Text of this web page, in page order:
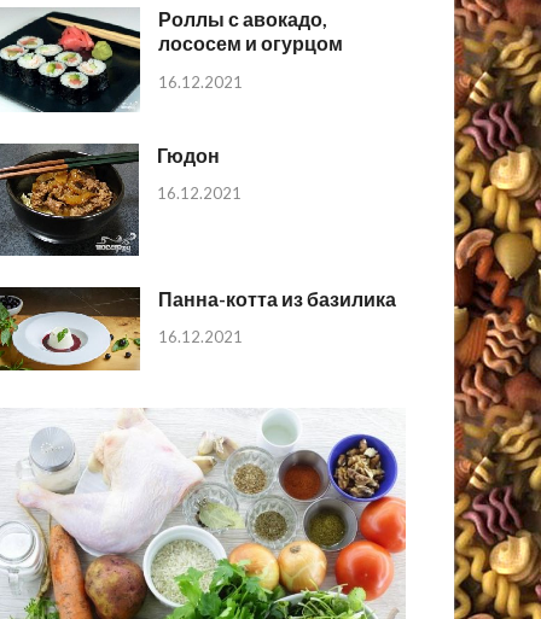
Роллы с авокадо,
лососем и огурцом
16.12.2021
Гюдон
16.12.2021
Панна-котта из базилика
16.12.2021